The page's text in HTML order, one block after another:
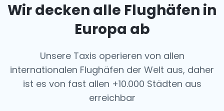
Wir decken alle Flughäfen in
Europa ab
Unsere Taxis operieren von allen
internationalen Flughäfen der Welt aus, daher
ist es von fast allen +10.000 Städten aus
erreichbar